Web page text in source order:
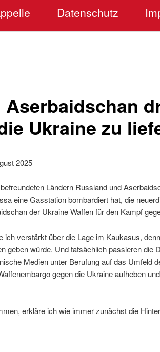
Datenschutz
Ukraine zu
2025
Ländern Russland und
eine Gasstation bombardiert hat, die
der Ukraine Waffen für den Kampf
ich verstärkt über die Lage im Kaukasus,
geben würde. Und tatsächlich passieren die
Medien unter Berufung auf das Umfeld
gegen die Ukraine aufheben
erkläre ich wie immer zunächst die